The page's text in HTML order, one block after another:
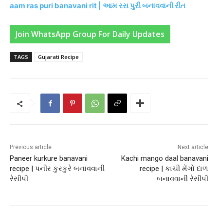
aam ras puri banavani rit | આમ રસ પુરી બનાવવાની રીત
Join WhatsApp Group For Daily Updates
TAGS Gujarati Recipe
Previous article
Paneer kurkure banavani
recipe | પનીર કુરકુરે બનાવવાની
રેસીપી
Next article
Kachi mango daal banavani
recipe | કાચી મેંગો દાળ
બનાવવાની રેસીપી